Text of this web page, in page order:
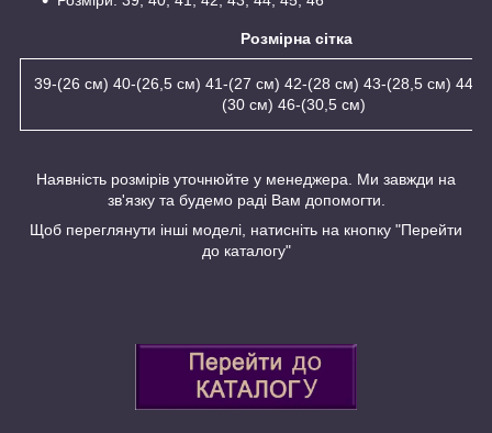
Розмірна сітка
39-(26 см) 40-(26,5 см) 41-(27 см) 42-(28 см) 43-(28,5 см) 44-
(30 см) 46-(30,5 см)
Наявність розмірів уточнюйте у менеджера. Ми завжди на
зв'язку та будемо раді Вам допомогти.
Щоб переглянути інші моделі, натисніть на кнопку "Перейти
до каталогу"